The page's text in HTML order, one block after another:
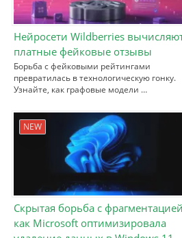
Нейросети Wildberries
платные фейковые отзывы
Борьба с фейковыми рейтингами
превратилась в технологическую гонку.
Узнайте, как графовые модели …
NEW
Скрытая борьба с
как Microsoft оптимизировала